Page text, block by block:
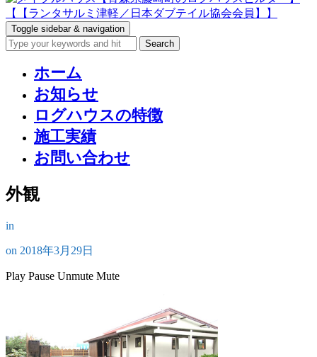
Toggle sidebar & navigation
ホーム
お知らせ
ログハウスの特徴
施工実績
お問い合わせ
外観
in
on 2018年3月29日
Play Pause Unmute Mute